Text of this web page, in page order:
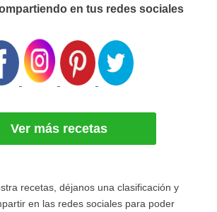
en tus redes sociales
Ver más recetas
recetas, déjanos una clasificación y
en las redes sociales para poder